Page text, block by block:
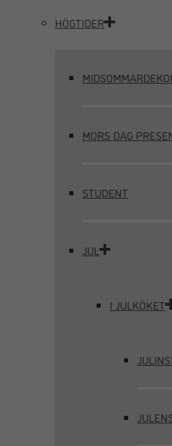
HÖGTIDER
MORS DAG
STUDENT
JUL
I JULKÖKET